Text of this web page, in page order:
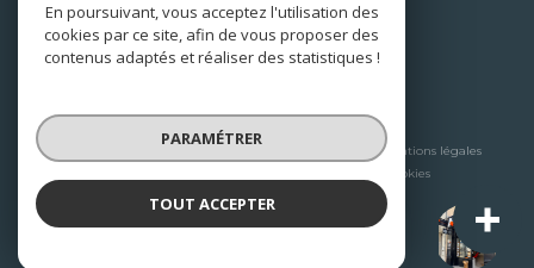
A+ Immobilier-Patrimoine
© 2026 | Tous droits réservés
Mentions légales
Cookies
Réalisé par :
En poursuivant, vous acceptez l'utilisation des
cookies par ce site, afin de vous proposer des
contenus adaptés et réaliser des statistiques !
PARAMÉTRER
TOUT ACCEPTER